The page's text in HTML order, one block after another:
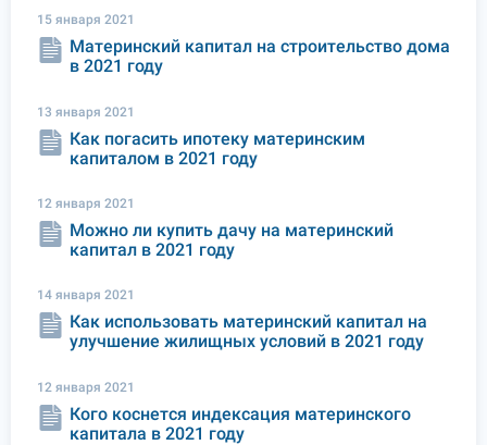
15 января 2021
Материнский капитал на строительство дома
в 2021 году
13 января 2021
Как погасить ипотеку материнским
капиталом в 2021 году
12 января 2021
Можно ли купить дачу на материнский
капитал в 2021 году
14 января 2021
Как использовать материнский капитал на
улучшение жилищных условий в 2021 году
12 января 2021
Кого коснется индексация материнского
капитала в 2021 году